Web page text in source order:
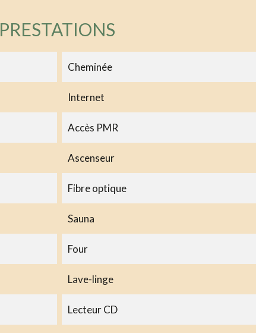
PRESTATIONS
Cheminée
Internet
Accès PMR
Ascenseur
Fibre optique
Sauna
Four
Lave-linge
Lecteur CD